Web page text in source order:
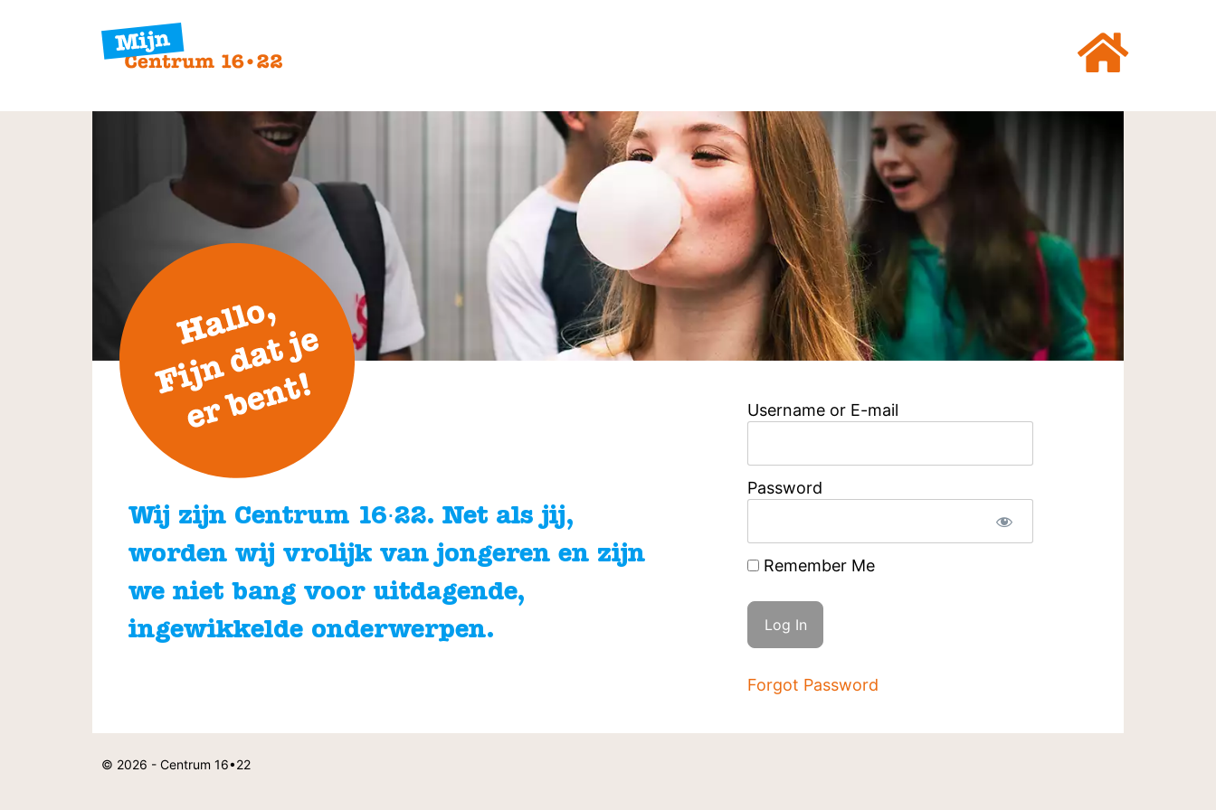
Wij zijn Centrum 16∙22. Net als jij,
worden wij vrolijk van jongeren en zijn
we niet bang voor uitdagende,
ingewikkelde onderwerpen.
Username or E-mail
Password
Remember Me
Forgot Password
© 2026 - Centrum 16•22